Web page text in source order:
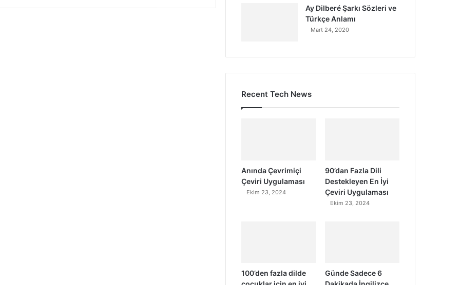
Ay Dilberé Şarkı Sözleri ve
Türkçe Anlamı
Mart 24, 2020
Recent Tech News
Anında Çevrimiçi
Çeviri Uygulaması
Ekim 23, 2024
90’dan Fazla Dili
Destekleyen En İyi
Çeviri Uygulaması
Ekim 23, 2024
100’den fazla dilde
Günde Sadece 6